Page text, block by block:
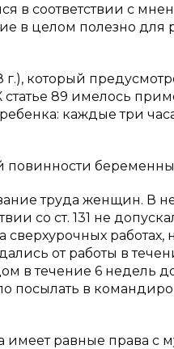
в соответствии с
в целом полезно для
г.), который
89 имелось
каждые три
повинности
труда женщин. В
со ст. 131 не
работах,
от работы в
в течение 6 недель
посылать в
имеет равные права с